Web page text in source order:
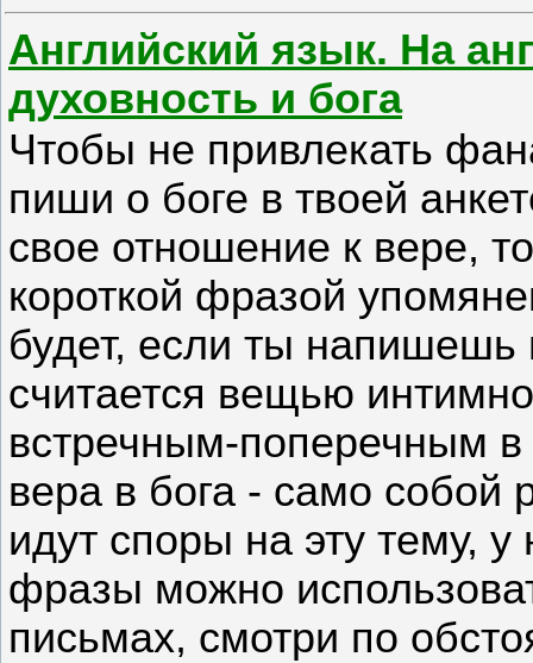
Английский язык. На
духовность и бога
Чтобы не привлекать
пиши о боге в твоей
свое отношение к вере,
короткой фразой
будет, если ты
считается вещью
встречным-поперечным
вера в бога - само
идут споры на эту тему,
фразы можно
письмах, смотри по